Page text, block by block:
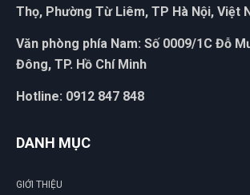
Thọ, Phường Từ Liêm, TP Hà Nội, Việt
Văn phòng phía Nam: Số 0009/1C Đỗ
Đông, TP. Hồ Chí Minh
Hotline: 0912 847 848
DANH MỤC
GIỚI THIỆU